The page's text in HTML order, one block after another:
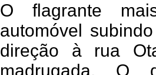
O flagrante
automóvel
direção à rua
madrugada. O